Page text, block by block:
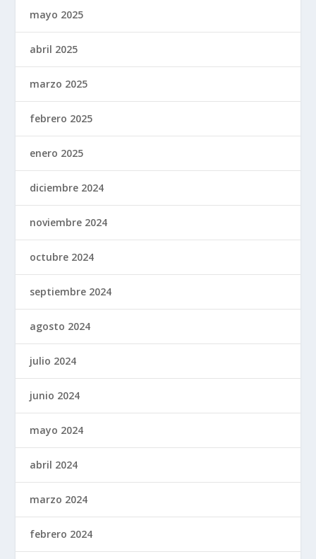
mayo 2025
abril 2025
marzo 2025
febrero 2025
enero 2025
diciembre 2024
noviembre 2024
octubre 2024
septiembre 2024
agosto 2024
julio 2024
junio 2024
mayo 2024
abril 2024
marzo 2024
febrero 2024